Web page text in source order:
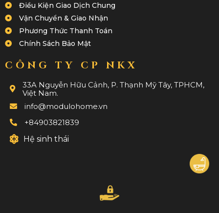
Điều Kiện Giao Dịch Chung
Vận Chuyển & Giao Nhận
Phương Thức Thanh Toán
Chính Sách Bảo Mật
CÔNG TY CP NKX
33A Nguyễn Hữu Cảnh, P. Thạnh Mỹ Tây, TPHCM,
Việt Nam.
info@modulohome.vn
+84903821839
Hệ sinh thái